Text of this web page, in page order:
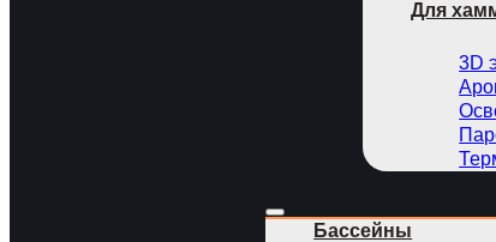
Для
3D
Бассейны